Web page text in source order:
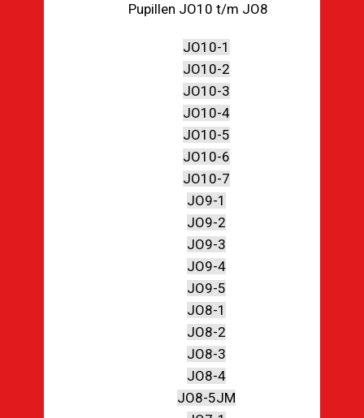
Pupillen JO10 t/m JO8
JO10-1
JO10-2
JO10-3
JO10-4
JO10-5
JO10-6
JO10-7
JO9-1
JO9-2
JO9-3
JO9-4
JO9-5
JO8-1
JO8-2
JO8-3
JO8-4
JO8-5JM